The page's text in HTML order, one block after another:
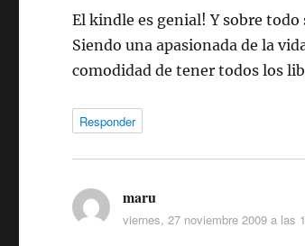
El kindle es genial! Y sobre todo
Siendo una apasionada de la
comodidad de tener todos los
Responder
maru
viernes, 27 noviembre 2009 a las